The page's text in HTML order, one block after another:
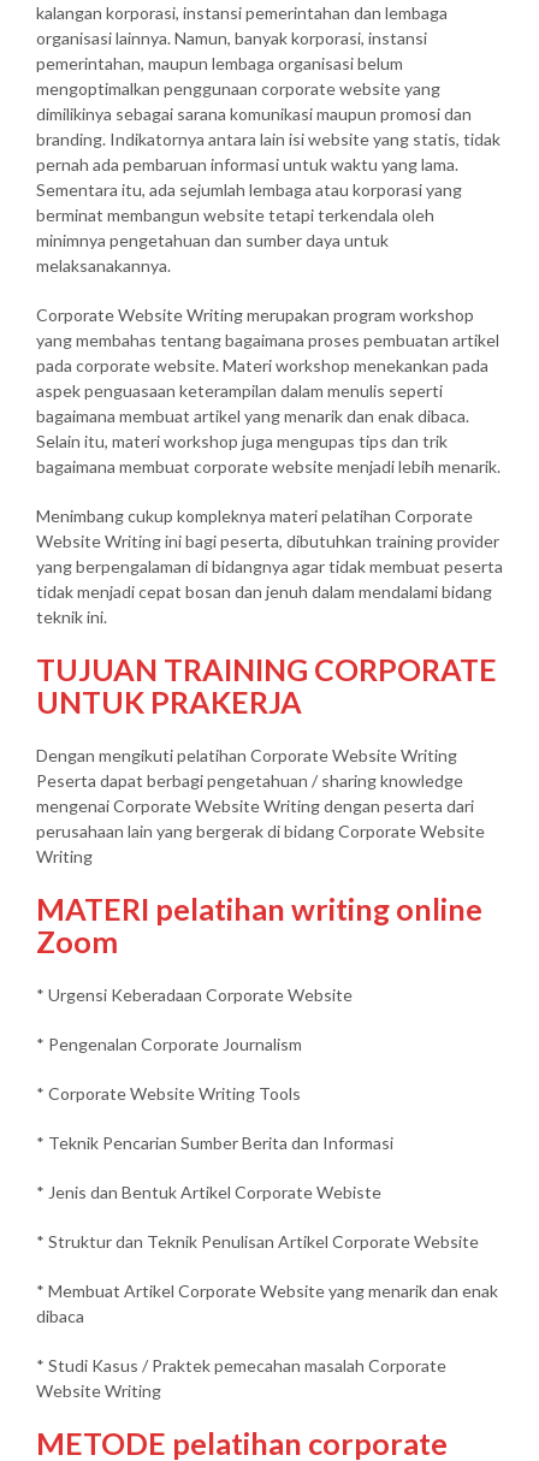
kalangan korporasi, instansi pemerintahan dan lembaga
organisasi lainnya. Namun, banyak korporasi, instansi
pemerintahan, maupun lembaga organisasi belum
mengoptimalkan penggunaan corporate website yang
dimilikinya sebagai sarana komunikasi maupun promosi dan
branding. Indikatornya antara lain isi website yang statis, tidak
pernah ada pembaruan informasi untuk waktu yang lama.
Sementara itu, ada sejumlah lembaga atau korporasi yang
berminat membangun website tetapi terkendala oleh
minimnya pengetahuan dan sumber daya untuk
melaksanakannya.
Corporate Website Writing merupakan program workshop
yang membahas tentang bagaimana proses pembuatan artikel
pada corporate website. Materi workshop menekankan pada
aspek penguasaan keterampilan dalam menulis seperti
bagaimana membuat artikel yang menarik dan enak dibaca.
Selain itu, materi workshop juga mengupas tips dan trik
bagaimana membuat corporate website menjadi lebih menarik.
Menimbang cukup kompleknya materi pelatihan Corporate
Website Writing ini bagi peserta, dibutuhkan training provider
yang berpengalaman di bidangnya agar tidak membuat peserta
tidak menjadi cepat bosan dan jenuh dalam mendalami bidang
teknik ini.
TUJUAN TRAINING CORPORATE
UNTUK PRAKERJA
Dengan mengikuti pelatihan Corporate Website Writing
Peserta dapat berbagi pengetahuan / sharing knowledge
mengenai Corporate Website Writing dengan peserta dari
perusahaan lain yang bergerak di bidang Corporate Website
Writing
MATERI pelatihan writing online
Zoom
* Urgensi Keberadaan Corporate Website
* Pengenalan Corporate Journalism
* Corporate Website Writing Tools
* Teknik Pencarian Sumber Berita dan Informasi
* Jenis dan Bentuk Artikel Corporate Webiste
* Struktur dan Teknik Penulisan Artikel Corporate Website
* Membuat Artikel Corporate Website yang menarik dan enak
dibaca
* Studi Kasus / Praktek pemecahan masalah Corporate
Website Writing
METODE pelatihan corporate